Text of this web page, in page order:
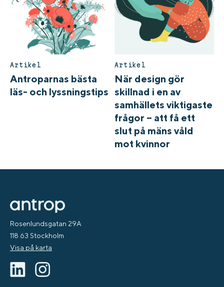
Artikel
Antroparnas bästa
läs- och lyssningstips
Artikel
När design gör
skillnad i en av
samhällets viktigaste
frågor – att få ett
slut på mäns våld
mot kvinnor
Rosenlundsgatan 29A
118 63 Stockholm
Visa på karta